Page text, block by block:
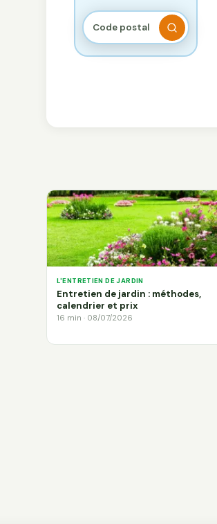
L'ENTRETIEN DE JARDIN
Entretien de jardin : méthodes,
calendrier et prix
16 min · 08/07/2026